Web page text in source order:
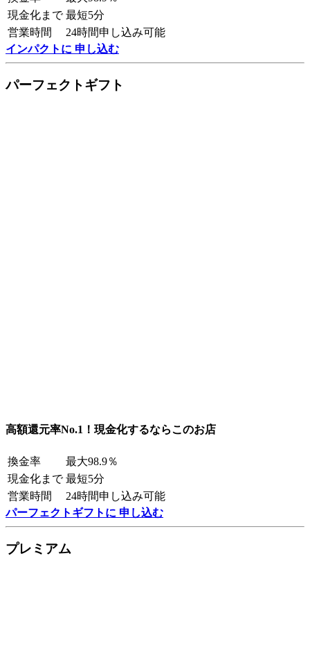
現金化まで 最短5分
営業時間
24時間申し込み可能
インパクトに 申し込む
パーフェクトギフト
高額還元率No.1！現金化するならこのお店
換金率
最大98.9％
現金化まで 最短5分
営業時間
24時間申し込み可能
パーフェクトギフトに 申し込む
プレミアム